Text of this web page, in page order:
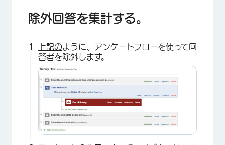
除外回答を集計する。
上記のように、アンケートフローを使って回
答者を除外します。